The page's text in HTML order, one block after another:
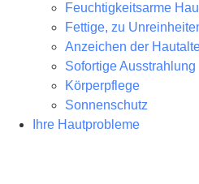
Feuchtigkeitsarme
Fettige, zu
Anzeichen der
Sofortige Ausstrahlung
Körperpflege
Sonnenschutz
Ihre Hautprobleme